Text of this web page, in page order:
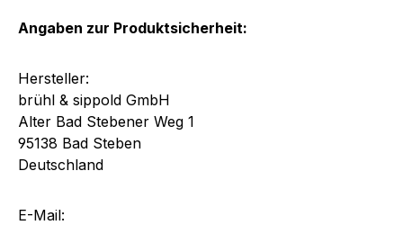
Angaben zur Produktsicherheit:
Hersteller:
brühl & sippold GmbH
Alter Bad Stebener Weg 1
95138 Bad Steben
Deutschland
E-Mail: